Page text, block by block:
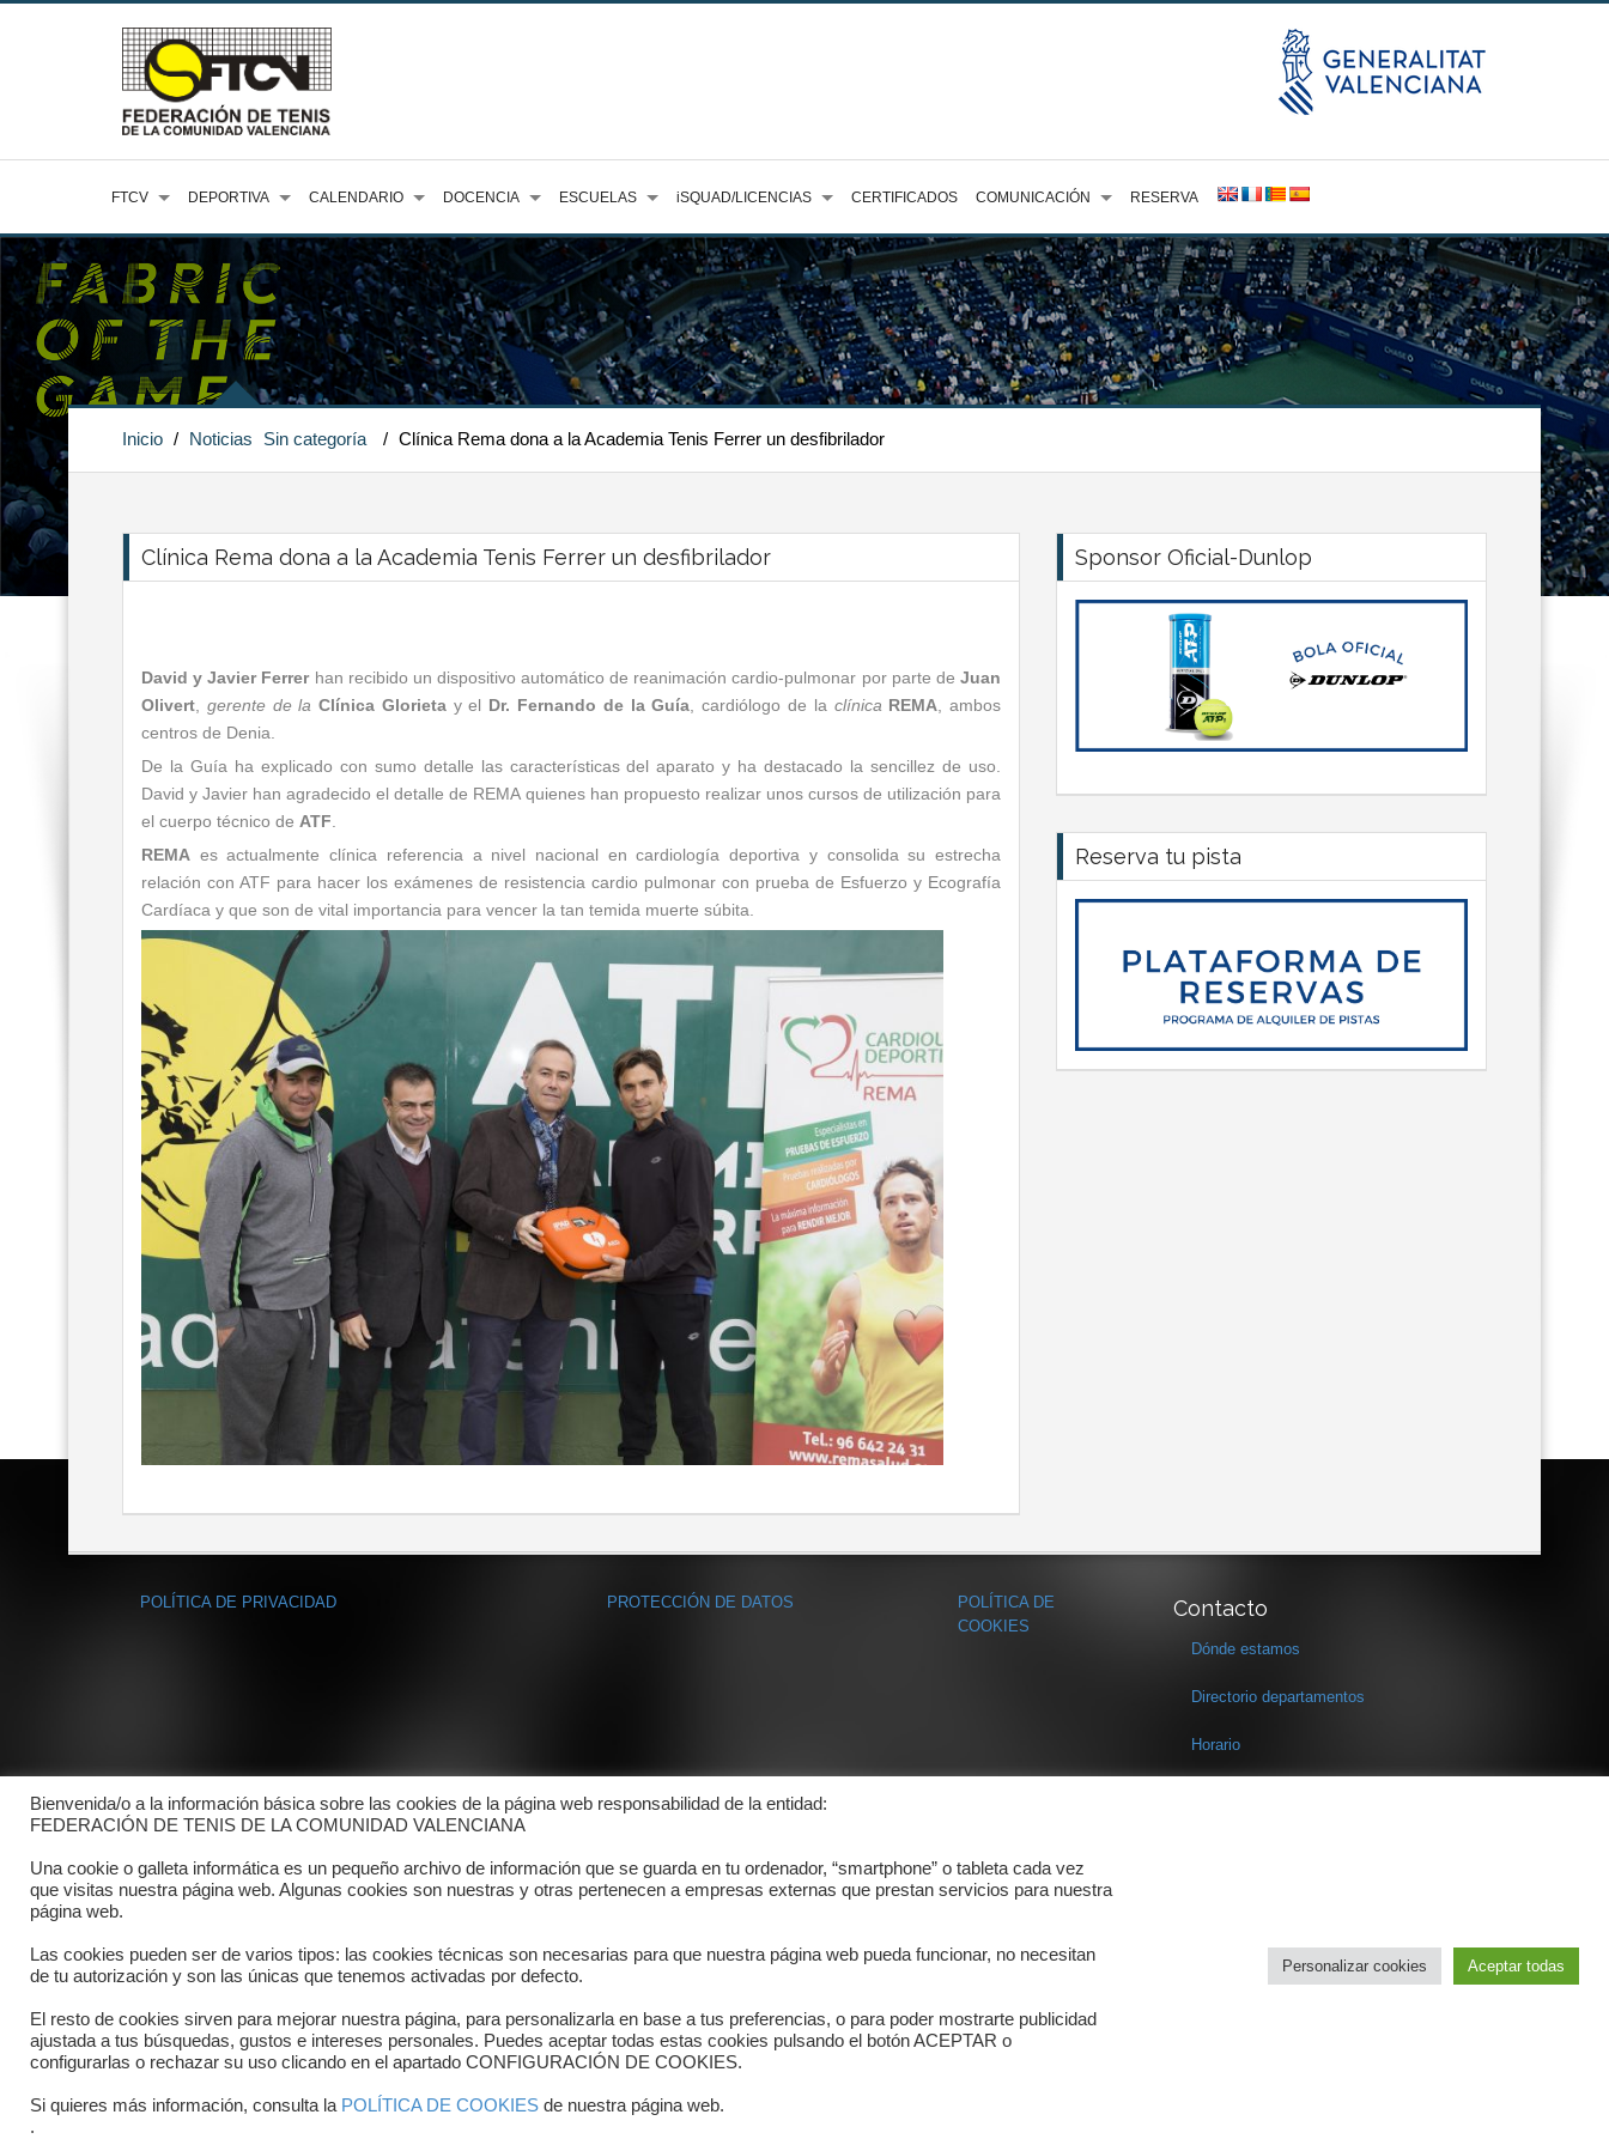
FTCV DEPORTIVA CALENDARIO DOCENCIA ESCUELAS iSQUAD/LICENCIAS CERTIFICADOS COMUNICACIÓN RESERVA
Inicio / Noticias Sin categoría / Clínica Rema dona a la Academia Tenis Ferrer un desfibrilador
Clínica Rema dona a la Academia Tenis Ferrer un desfibrilador
David y Javier Ferrerhan recibido un dispositivo automático de reanimación cardio-pulmonar por parte deJuan
Olivert
gerente de laClínica Glorietay el Dr. Fernando de la Guía , cardiólogo de la clínica REMA , ambos
centros de Denia.
De la Guía ha explicado con sumo detalle las características del aparato y ha destacado la sencillez de uso.
David y Javier han agradecido el detalle de REMA quienes han propuesto realizar unos cursos de utilización para
el cuerpo técnico de ATF
REMA es actualmente clínica referencia a nivel nacional en cardiología deportiva y consolida su estrecha
relación con ATF para hacer los exámenes de resistencia cardio pulmonar con prueba de Esfuerzo y Ecografía
Cardíaca y que son de vital importancia para vencer la tan temida muerte súbita.
Sponsor Oficial-Dunlop
Reserva tu pista
POLÍTICA DE PRIVACIDAD PROTECCIÓN DE DATOS
POLÍTICA DE
COOKIES
Contacto
Dónde estamos
Directorio departamentos
Horario
Copyright © 2025 FTCV
Bienvenida/o a la información básica sobre las cookies de la página web responsabilidad de la entidad:
FEDERACIÓN DE TENIS DE LA COMUNIDAD VALENCIANA
Una cookie o galleta informática es un pequeño archivo de información que se guarda en tu ordenador, “smartphone” o tableta cada vez
que visitas nuestra página web. Algunas cookies son nuestras y otras pertenecen a empresas externas que prestan servicios para nuestra
página web.
Las cookies pueden ser de varios tipos: las cookies técnicas son necesarias para que nuestra página web pueda funcionar, no necesitan
de tu autorización y son las únicas que tenemos activadas por defecto.
El resto de cookies sirven para mejorar nuestra página, para personalizarla en base a tus preferencias, o para poder mostrarte publicidad
ajustada a tus búsquedas, gustos e intereses personales. Puedes aceptar todas estas cookies pulsando el botón ACEPTAR o
configurarlas o rechazar su uso clicando en el apartado CONFIGURACIÓN DE COOKIES.
Si quieres más información, consulta la POLÍTICA DE COOKIES de nuestra página web.
.
Personalizar cookies Aceptar todas